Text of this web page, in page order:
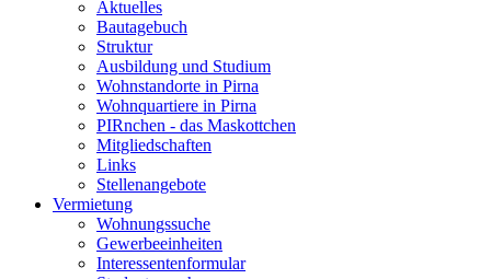
Aktuelles
Bautagebuch
Struktur
Ausbildung und Studium
Wohnstandorte in Pirna
Wohnquartiere in Pirna
PIRnchen - das Maskottchen
Mitgliedschaften
Links
Stellenangebote
Vermietung
Wohnungssuche
Gewerbeeinheiten
Interessentenformular